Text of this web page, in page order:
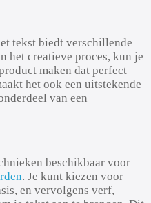
tekst biedt verschillende
het creatieve proces, kun je
maken dat perfect
het ook een uitstekende
van een
beschikbaar voor
. Je kunt kiezen voor
en vervolgens verf,